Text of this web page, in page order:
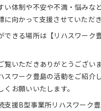
い体制や不安や不満・悩みな
に向かって支援させていただき
できる場所は【リハスワーク
覧いただきありがとうございま
スワーク豊島の活動をご紹介
くお願いいたします。
援B型事業所リハスワーク